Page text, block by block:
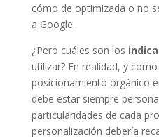
cómo de optimizada o no
a Google.
¿Pero cuáles son los
utilizar? En realidad, y
posicionamiento orgánico
debe estar siempre
particularidades de cada
personalización debería